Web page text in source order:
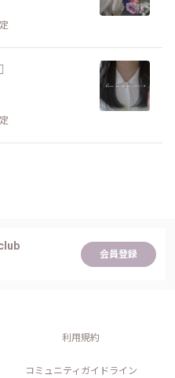
会員登録
利用規約
コミュニティガイドライン